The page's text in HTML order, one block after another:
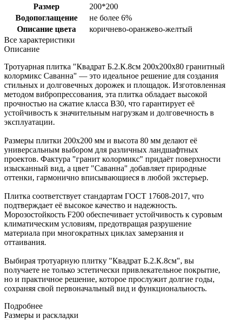
Размер
200*200
Водопоглащение
не более 6%
Описание цвета
коричнево-оранжево-желтый
Все характеристики
Описание
Тротуарная плитка "Квадрат Б.2.К.8см 200х200х80 гранитный
колормикс Саванна" — это идеальное решение для создания
стильных и долговечных дорожек и площадок. Изготовленная
методом вибропрессования, эта плитка обладает высокой
прочностью на сжатие класса B30, что гарантирует её
устойчивость к значительным нагрузкам и долговечность в
эксплуатации.
Размеры плитки 200х200 мм и высота 80 мм делают её
универсальным выбором для различных ландшафтных
проектов. Фактура "гранит колормикс" придаёт поверхности
изысканный вид, а цвет "Саванна" добавляет природные
оттенки, гармонично вписывающиеся в любой экстерьер.
Плитка соответствует стандартам ГОСТ 17608-2017, что
подтверждает её высокое качество и надежность.
Морозостойкость F200 обеспечивает устойчивость к суровым
климатическим условиям, предотвращая разрушение
материала при многократных циклах замерзания и
оттаивания.
Выбирая тротуарную плитку "Квадрат Б.2.К.8см", вы
получаете не только эстетически привлекательное покрытие,
но и практичное решение, которое прослужит долгие годы,
сохраняя свой первоначальный вид и функциональность.
Подробнее
Размеры и раскладки